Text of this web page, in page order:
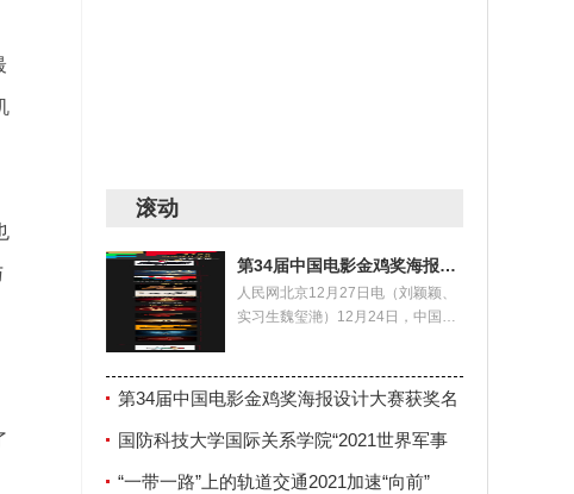
滚动
第34届中国电影金鸡奖海报设计大赛获奖名单揭晓
人民网北京12月27日电（刘颖颖、
实习生魏玺滟）12月24日，中国电
第34届中国电影金鸡奖海报设计大赛获奖名
单揭晓
国防科技大学国际关系学院“2021世界军事
安全论坛”在南京举行
“一带一路”上的轨道交通2021加速“向前”